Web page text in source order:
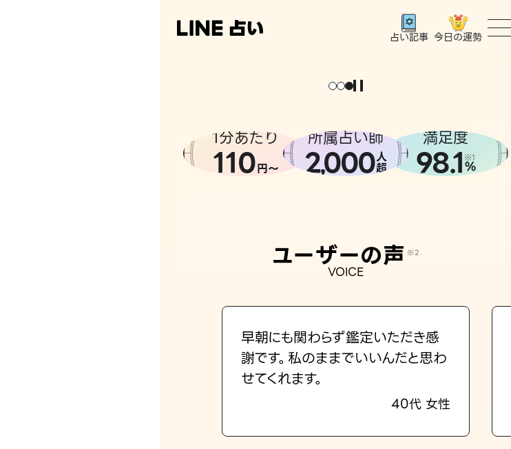
占い記事 今日の運勢
1分あたり
110円〜
所属占い師
2,000人
超
満足度
98.1 ※1
%
ユーザーの声 ※2
VOICE
早朝にも関わらず鑑定いただき感
謝です。私のままでいいんだと思わ
せてくれます。
40代 女性